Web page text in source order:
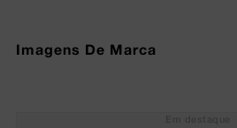
Imagens De Marca